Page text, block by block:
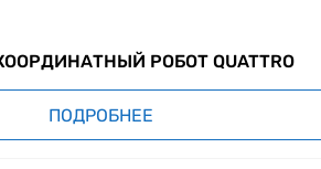
РОБОТ QUATTRO
ПОДРОБНЕЕ